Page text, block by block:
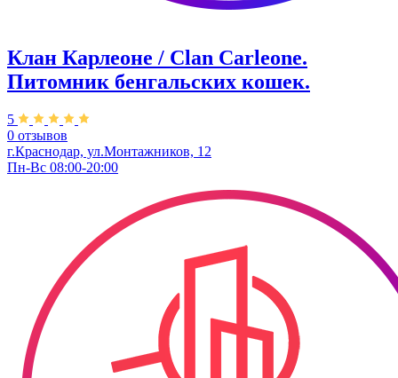
Клан Карлеоне / Clan Carleone.
Питомник бенгальских кошек.
5
0 отзывов
г.Краснодар, ул.Монтажников, 12
Пн-Вс 08:00-20:00